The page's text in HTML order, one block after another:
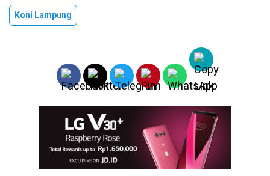
Koni Lampung